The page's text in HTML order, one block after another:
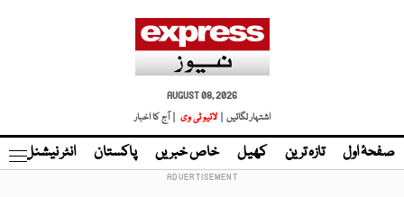
AUGUST 08, 2026
اشتہار لگائیں |
لائیو ٹی وی | آج کا اخبار
صفحۂ اول تازہ ترین کھیل خاص خبریں پاکستان انٹر نیشنل